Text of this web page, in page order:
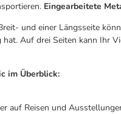
Eingearbeitete
und einer Längsseite
Auf drei Seiten kann Ihr
im Überblick:
auf Reisen und